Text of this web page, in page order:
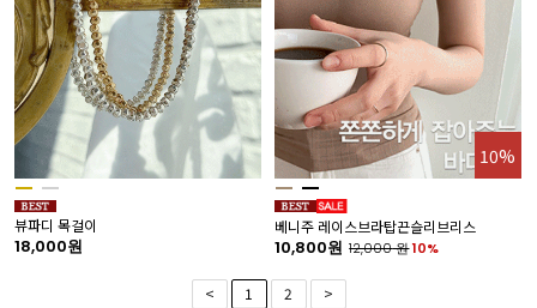
뷰파디 목걸이
18,000원
10%
베니주 레이스브라탑끈슬리브리스
10,800원 12,000원10%
< 1 2 >